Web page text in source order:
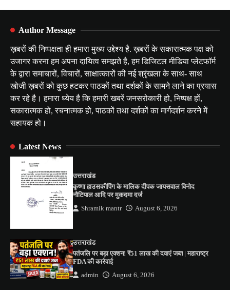
Author Message
ख़बरों की निष्पक्षता ही हमारा मुख्य उद्देश्य है. ख़बरों के सकारात्मक पक्ष को
उजागर करना हम अपना दायित्व समझते है, हम डिजिटल मीडिया प्लेटफॉर्म
के द्वारा समाचारों, विचारों, साक्षात्कारों की नई श्रृंखला के साथ- साथ
खोजी ख़बरों को कुछ हटकर पाठकों तथा दर्शकों के सामने लाने का प्रयास
कर रहे है। हमारा ध्येय है कि हमारी खबरें जनसरोकारी हो, निष्पक्ष हों,
सकारात्मक हो, रचनात्मक हो, पाठकों तथा दर्शकों का मार्गदर्शन करने में
सहायक हो।
Latest News
उत्तराखंड
कृष्णा हाउसकीपिंग के मालिक दीपक जायसवाल विनोद
नौटियाल आदि पर मुकदमा दर्ज
Shramik mantr August 6, 2026
उत्तराखंड
पतंजलि पर बड़ा एक्शन! ₹51 लाख की दवाएं जब्त | महाराष्ट्र
FDA की कार्रवाई
admin August 6, 2026